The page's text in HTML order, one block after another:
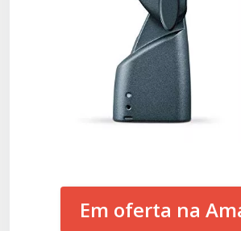
Em oferta na